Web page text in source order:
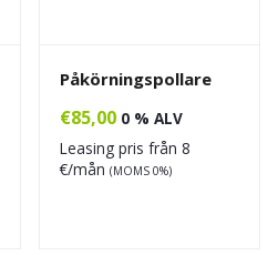
Påkörningspollare
€85,00 0 % ALV
Leasing pris från 8
€/mån (MOMS 0%)